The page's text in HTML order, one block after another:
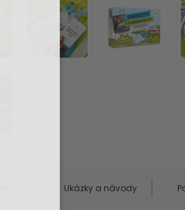
Ukázky a návody